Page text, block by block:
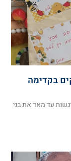
בקדימה
עד מאד את בני